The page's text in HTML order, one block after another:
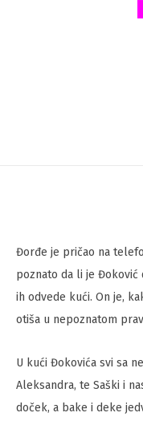
Đorđe je pričao na
poznato da li je Đoković
ih odvede kući. On je,
otiša u nepoznatom
U kući Đokovića svi sa
Aleksandra, te Saški i
doček, a bake i deke